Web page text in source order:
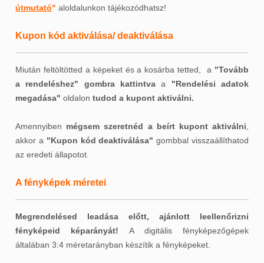
útmutató" aloldalunkon tájékozódhatsz!
Kupon kód aktiválása/ deaktiválása
Miután feltöltötted a képeket és a kosárba tetted, a "Tovább
a rendeléshez"
gombra kattintva a "Rendelési adatok
megadása" oldalon tudod a kupont aktiválni.
Amennyiben mégsem szeretnéd a beírt kupont aktiválni
akkor a "Kupon kód deaktiválása"gombbal visszaállíthatod
az eredeti állapotot.
A fényképek méretei
Megrendelésed leadása előtt, ajánlott leellenőrizni
fényképeid képarányát! A digitális fényképezőgépek
általában 3:4 méretarányban készítik a fényképeket.